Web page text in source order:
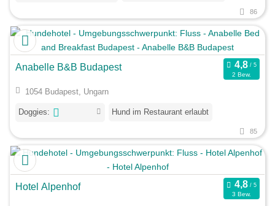
86
Anabelle B&B Budapest
2 Bew.
1054 Budapest, Ungarn
Doggies: Hund im Restaurant erlaubt
85
Hotel Alpenhof
3 Bew.